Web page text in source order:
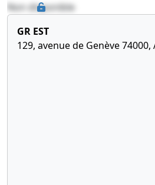
Non disponible
GR EST
129, avenue de Genève 74000,